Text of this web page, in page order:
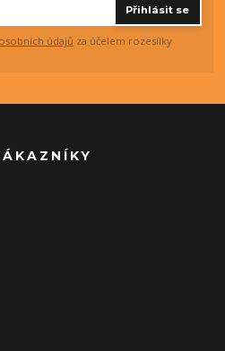
Přihlásit se
údajů za účelem rozesílky